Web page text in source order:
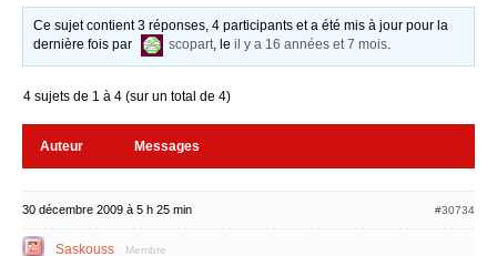
Ce sujet contient 3 réponses, 4 participants et a été mis à jour pour la
dernière fois par
scopart, leil y a 16 années et 7 mois.
4 sujets de 1 à 4 (sur un total de 4)
Auteur Messages
30 décembre 2009 à 5 h 25 min #30734
Saskouss Membre